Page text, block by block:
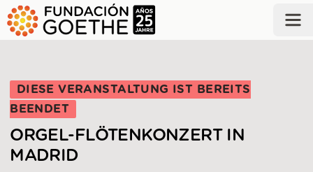
ZUM HAUPTINHALT SPRINGEN
DIESE VERANSTALTUNG IST BEREITS
BEENDET
ORGEL-FLÖTENKONZERT IN
MADRID